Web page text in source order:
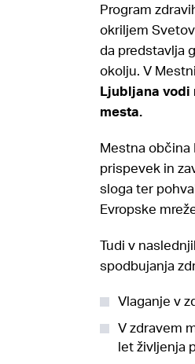
Program
okriljem
da predstavlja
okolju. V
Ljubljana vodi
mesta.
Mestna občina
prispevek in
sloga ter
Evropske
Tudi v
spodbujanja
Vlaganje v
V zdravem
let življenja